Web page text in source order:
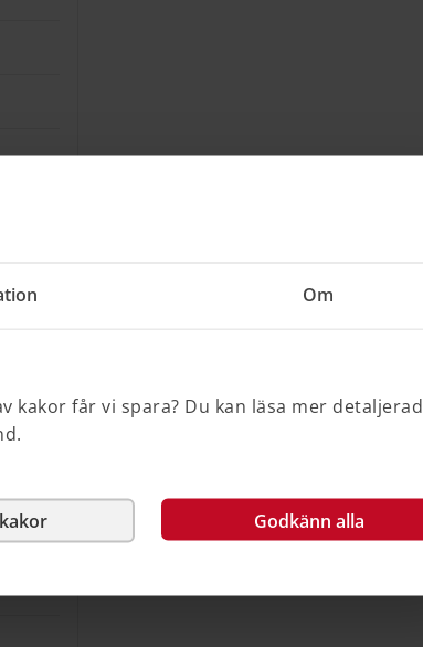
Om
kakor får vi spara? Du kan läsa mer detaljerad
Godkänn alla